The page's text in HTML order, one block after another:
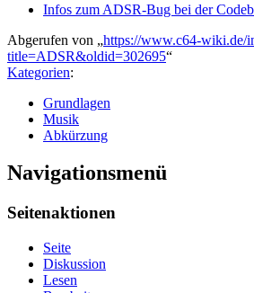
Infos zum ADSR-Bug bei der
Abgerufen von „https://www.c64-wiki.de/
title=ADSR&oldid=302695“
Kategorien:
Grundlagen
Musik
Abkürzung
Navigationsmenü
Seitenaktionen
Seite
Diskussion
Lesen